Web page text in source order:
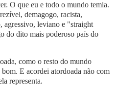
O que eu e todo o mundo temia.
demagogo, racista,
agressivo, leviano e "straight
do dito mais poderoso país do
como o resto do mundo
E acordei atordoada não com
representa.